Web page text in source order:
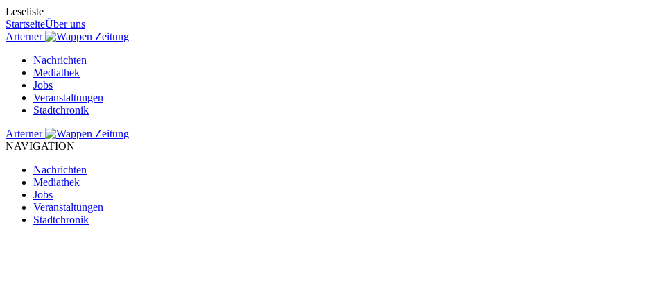
Leseliste
StartseiteÜber uns
Arterner
Zeitung
Nachrichten
Mediathek
Jobs
Veranstaltungen
Stadtchronik
Arterner
Zeitung
NAVIGATION
Nachrichten
Mediathek
Jobs
Veranstaltungen
Stadtchronik